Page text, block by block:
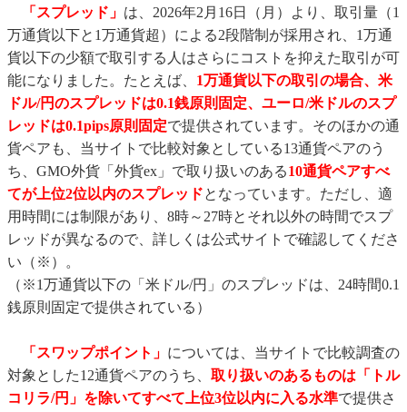
「スプレッド」 は、2026年2月16日（月）より、取引量（1
万通貨以下と1万通貨超）による2段階制が採用され、1万通
貨以下の少額で取引する人はさらにコストを抑えた取引が可
能になりました。たとえば、 1万通貨以下の取引の場合、米
ドル/円のスプレッドは0.1銭原則固定、ユーロ/米ドルのスプ
レッドは0.1pips原則固定で提供されています。そのほかの通
貨ペアも、当サイトで比較対象としている13通貨ペアのう
ち、GMO外貨「外貨ex」で取り扱いのある10通貨ペアすべ
てが上位2位以内のスプレッドとなっています。ただし、適
用時間には制限があり、8時～27時とそれ以外の時間でスプ
レッドが異なるので、詳しくは公式サイトで確認してくださ
い（※）。
（※1万通貨以下の「米ドル/円」のスプレッドは、24時間0.1
銭原則固定で提供されている）
「スワップポイント」 については、当サイトで比較調査の
対象とした12通貨ペアのうち、 取り扱いのあるものは「トル
コリラ/円」を除いてすべて上位3位以内に入る水準で提供さ